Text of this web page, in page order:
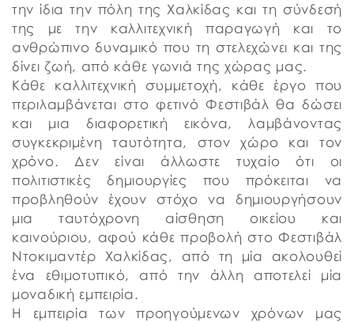
την ίδια την πόλη της Χαλκίδας και τη σύνδεσή
της με την καλλιτεχνική παραγωγή και το
ανθρώπινο δυναμικό που τη στελεχώνει και της
δίνει ζωή, από κάθε γωνιά της χώρας μας.
Κάθε καλλιτεχνική συμμετοχή, κάθε έργο που
περιλαμβάνεται στο φετινό Φεστιβάλ θα δώσει
και μια διαφορετική εικόνα, λαμβάνοντας
συγκεκριμένη ταυτότητα, στον χώρο και τον
χρόνο. Δεν είναι άλλωστε τυχαίο ότι οι
πολιτιστικές δημιουργίες που πρόκειται να
προβληθούν έχουν στόχο να δημιουργήσουν
μια ταυτόχρονη αίσθηση οικείου και
καινούριου, αφού κάθε προβολή στο Φεστιβάλ
Ντοκιμαντέρ Χαλκίδας, από τη μία ακολουθεί
ένα εθιμοτυπικό, από την άλλη αποτελεί μία
μοναδική εμπειρία.
Η εμπειρία των προηγούμενων χρόνων μας